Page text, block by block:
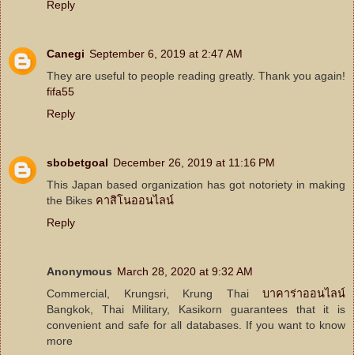
Reply
Canegi September 6, 2019 at 2:47 AM
They are useful to people reading greatly. Thank you again!
fifa55
Reply
sbobetgoal December 26, 2019 at 11:16 PM
This Japan based organization has got notoriety in making
the Bikes คาสิโนออนไลน์
Reply
Anonymous March 28, 2020 at 9:32 AM
Commercial, Krungsri, Krung Thai บาคาร่าออนไลน์
Bangkok, Thai Military, Kasikorn guarantees that it is
convenient and safe for all databases. If you want to know
more